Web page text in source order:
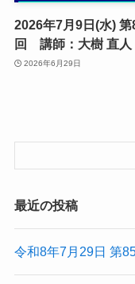
2026年7月9日(水) 第
回 講師：大樹 直人
2026年6月29日
最近の投稿
令和8年7月29日 第